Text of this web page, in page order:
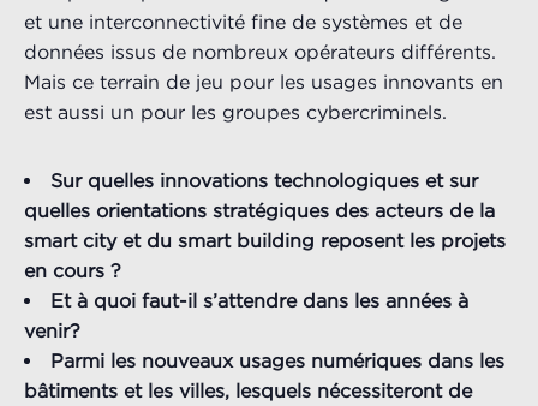
et une interconnectivité fine de systèmes et de
données issus de nombreux opérateurs différents.
Mais ce terrain de jeu pour les usages innovants en
est aussi un pour les groupes cybercriminels.
Sur quelles innovations technologiques et sur
quelles orientations stratégiques des acteurs de la
smart city et du smart building reposent les projets
en cours ?
Et à quoi faut-il s’attendre dans les années à
venir?
Parmi les nouveaux usages numériques dans les
bâtiments et les villes, lesquels nécessiteront de